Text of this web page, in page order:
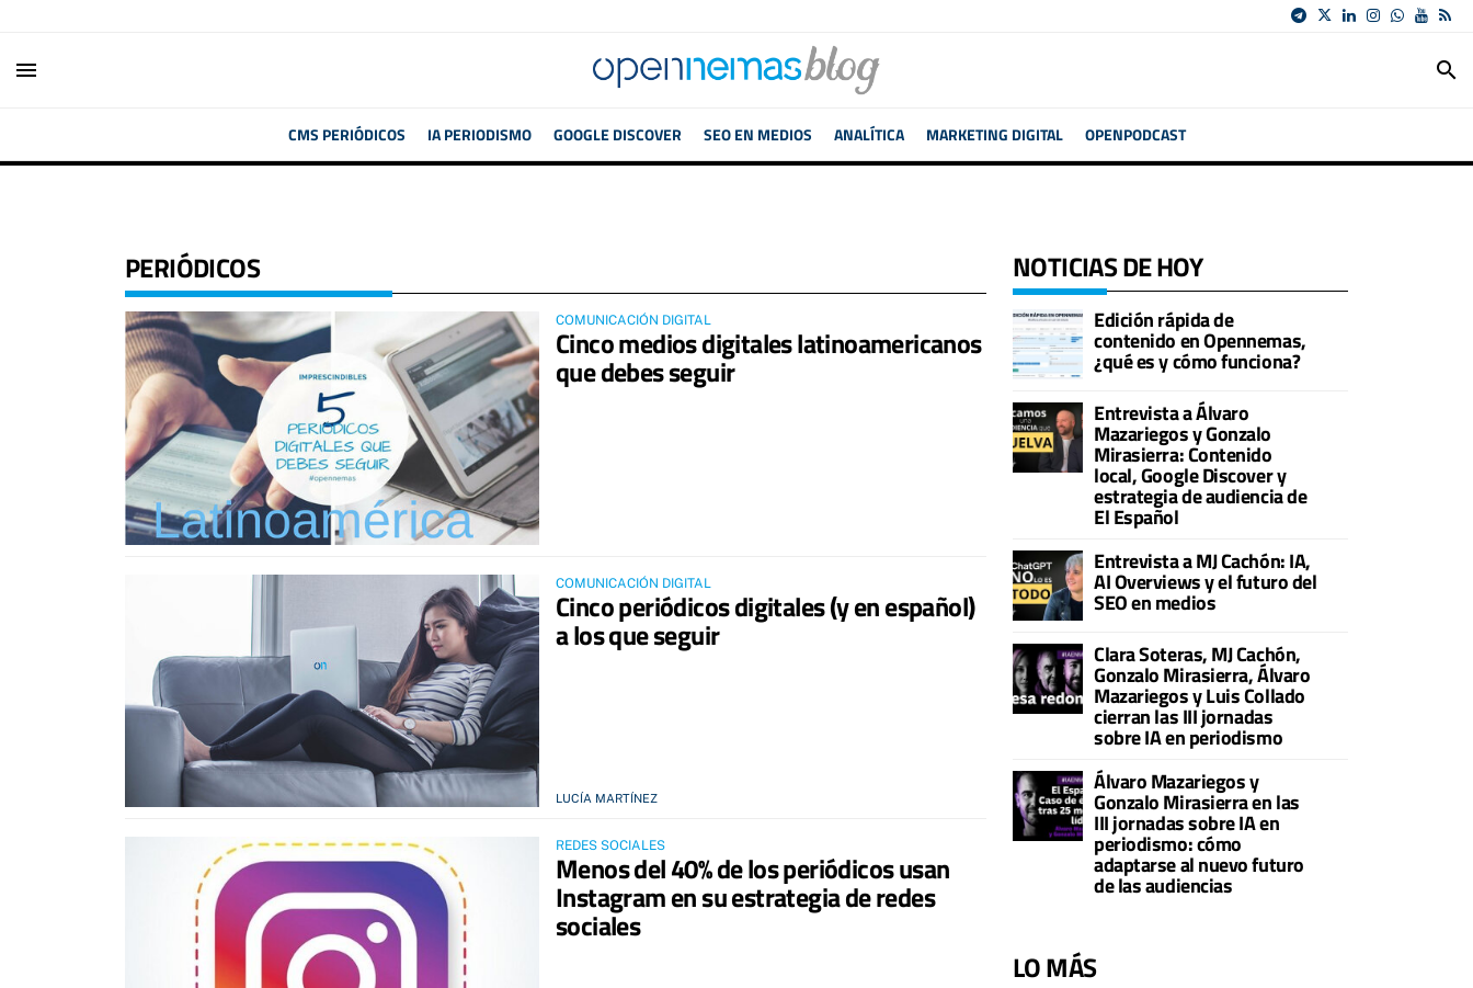
menu search
CMS PERIÓDICOS IA PERIODISMO GOOGLE DISCOVER SEO EN MEDIOS ANALÍTICA MARKETING DIGITAL OPENPODCAST
PERIÓDICOS
COMUNICACIÓN DIGITAL
Cinco medios digitales latinoamericanos
que debes seguir
COMUNICACIÓN DIGITAL
Cinco periódicos digitales (y en español)
a los que seguir
LUCÍA MARTÍNEZ
REDES SOCIALES
Menos del 40% de los periódicos usan
Instagram en su estrategia de redes
sociales
NOTICIAS DE HOY
Edición rápida de
contenido en Opennemas,
¿qué es y cómo funciona?
Entrevista a Álvaro
Mazariegos y Gonzalo
Mirasierra: Contenido
local, Google Discover y
estrategia de audiencia de
El Español
Entrevista a MJ Cachón: IA,
AI Overviews y el futuro del
SEO en medios
Clara Soteras, MJ Cachón,
Gonzalo Mirasierra, Álvaro
Mazariegos y Luis Collado
cierran las III jornadas
sobre IA en periodismo
Álvaro Mazariegos y
Gonzalo Mirasierra en las
III jornadas sobre IA en
periodismo: cómo
adaptarse al nuevo futuro
de las audiencias
LO MÁS